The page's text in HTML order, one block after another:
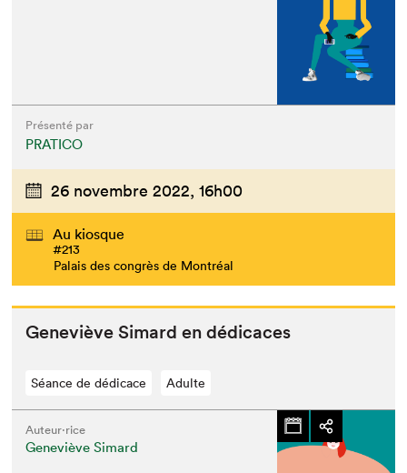
Présenté par
PRATICO
26 novembre 2022, 16h00
Au kiosque
#213
Palais des congrès de Montréal
Geneviève Simard en dédicaces
Séance de dédicace Adulte
Auteur·rice
Geneviève Simard